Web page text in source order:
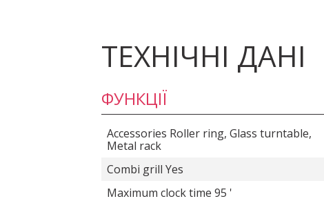
ТЕХНІЧНІ ДАНІ
ФУНКЦІЇ
Accessories Roller ring, Glass turntable,
Metal rack
Combi grill Yes
Maximum clock time 95 '